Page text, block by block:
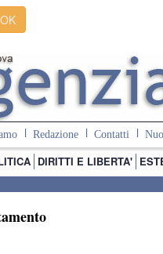
OK
Redazione Contatti
DIRITTI E LIBERTA'